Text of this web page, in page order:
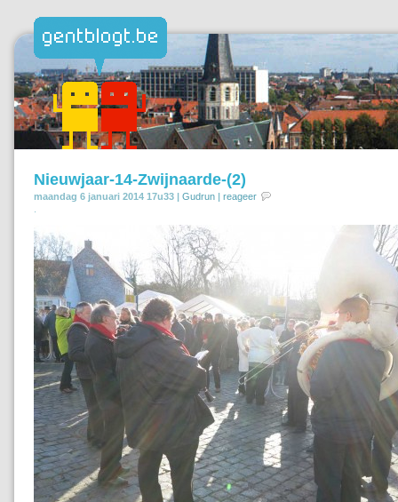
Nieuwjaar-14-Zwijnaarde-(2)
maandag 6 januari 2014 17u33 | Gudrun | reageer